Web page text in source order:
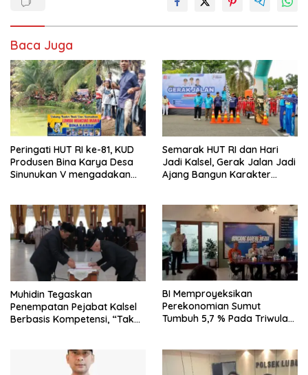
Baca Juga
Peringati HUT RI ke-81, KUD
Produsen Bina Karya Desa
Sinunukan V mengadakan
Semarak HUT RI dan Hari
Jadi Kalsel, Gerak Jalan Jadi
Ajang Bangun Karakter
Muhidin Tegaskan
Penempatan Pejabat Kalsel
Berbasis Kompetensi, “Tak
BI Memproyeksikan
Perekonomian Sumut
Tumbuh 5,7 % Pada Triwulan